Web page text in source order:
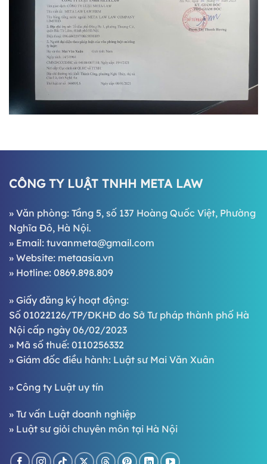
CÔNG TY LUẬT TNHH META LAW
» Văn phòng: Tầng 5, số 137 Hoàng Quốc Việt, Phường
Nghĩa Đô, Hà Nội.
» Email: tuvanmeta@gmail.com
» Website: metaasia.vn
» Hotline: 0869.898.809
» Giấy đăng ký hoạt động:
Số 01022126/TP/ĐKHĐ do Sở Tư pháp thành phố Hà
Nội cấp ngày 06/02/2023
» Mã số thuế: 0110256332
» Giám đốc điều hành: Luật sư Mai Văn Xuân
» Công ty Luật uy tín
» Tư vấn Luật doanh nghiệp
» Luật sư giỏi chuyên môn tại Hà Nội